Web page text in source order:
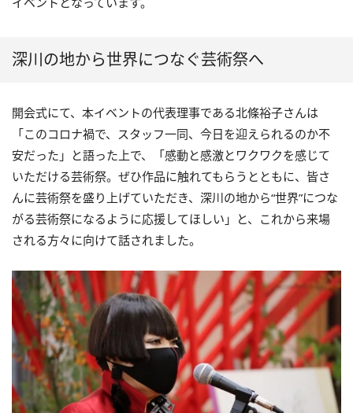
深川の地から世界につなぐ芸術祭へ
開会式にて、本イベントの代表理事である北條裕子さんは
「このコロナ禍で、スタッフ一同、今日を迎えられるのか不
安だった」と語った上で、「感動と感激とワクワクを感じて
いただける芸術祭。ぜひ作品に触れてもらうとともに、皆さ
んに芸術祭を盛り上げていただき、深川の地から“世界”につな
がる芸術祭になるように応援してほしい」と、これから来場
される方々に向けて話されました。